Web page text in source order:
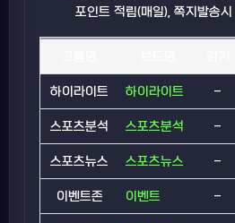
포인트 적립(매일), 쪽지발송시
하이라이트 하이라이트 -
스포츠분석 스포츠분석 -
스포츠뉴스 스포츠뉴스 -
이벤트존 이벤트 -